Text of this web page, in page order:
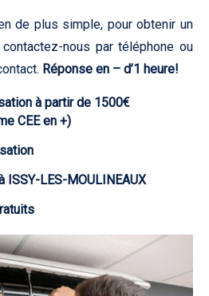
de plus simple, pour obtenir un
contactez-nous par téléphone ou
Réponse en – d’1 heure!
à partir de 1500€
CEE en +)
LES-MOULINEAUX